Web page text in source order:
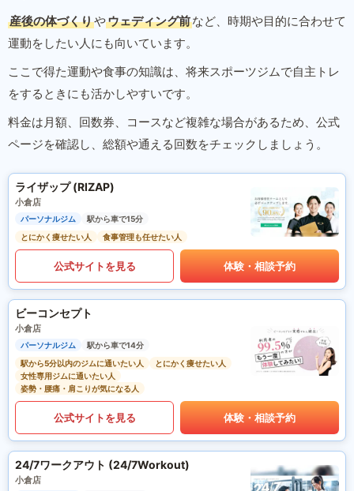
産後の体づくりやウェディング前など、時期や目的に合わせて
運動をしたい人にも向いています。
ここで得た運動や食事の知識は、将来スポーツジムで自主トレ
をするときにも活かしやすいです。
料金は月額、回数券、コースなど複雑な場合があるため、公式
ページを確認し、総額や通える回数をチェックしましょう。
ライザップ (RIZAP)
小倉店
パーソナルジム
駅から車で15分
とにかく痩せたい人
食事管理も任せたい人
公式サイトを見る 体験・相談予約
ビーコンセプト
小倉店
パーソナルジム
駅から車で14分
駅から5分以内のジムに通いたい人
とにかく痩せたい人
女性専用ジムに通いたい人
姿勢・腰痛・肩こりが気になる人
公式サイトを見る 体験・相談予約
24/7ワークアウト (24/7Workout)
小倉店